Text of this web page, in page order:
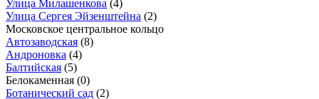
Улица Милашенкова (4)
Улица Сергея Эйзенштейна (2)
Московское центральное кольцо
Автозаводская (8)
Андроновка (4)
Балтийская (5)
Белокаменная (0)
Ботанический сад (2)